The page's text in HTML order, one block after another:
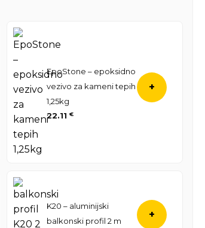
EpoStone – epoksidno
vezivo za kameni tepih
1,25kg
22.11 €
+
K20 – aluminijski
balkonski profil 2 m
+